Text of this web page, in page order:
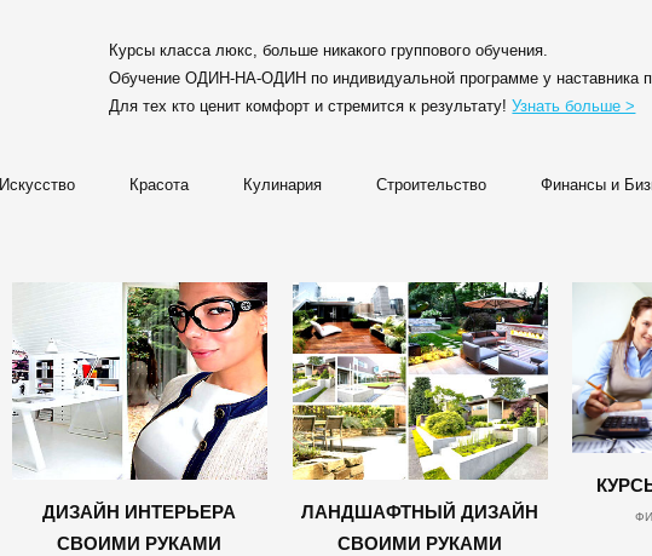
Курсы класса люкс, больше никакого группового обучения.
Обучение ОДИН-НА-ОДИН по индивидуальной программе у наставника
Для тех кто ценит комфорт и стремится к результату!Узнать больше >
Искусство Красота Кулинария Строительство Финансы и
ДИЗАЙН ИНТЕРЬЕРА
СВОИМИ РУКАМИ
ЛАНДШАФТНЫЙ ДИЗАЙН
СВОИМИ РУКАМИ